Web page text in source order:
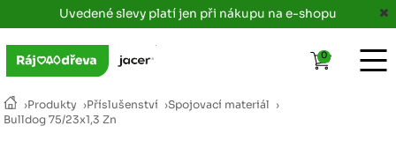
Uvedené slevy platí jen při nákupu na e-shopu
›Produkty ›Příslušenství ›Spojovací materiál ›
Bulldog 75/23x1,3 Zn
0